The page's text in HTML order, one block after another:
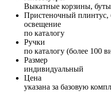
Выкатные корзины,
Пристеночный плинтус,
освещение
по каталогу
Ручки
по каталогу (более 100
Размер
индивидуальный
Цена
указана за базовую